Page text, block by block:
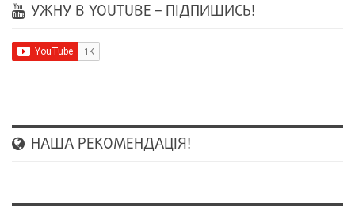
УЖНУ В YOUTUBE – ПІДПИШИСЬ!
НАША РЕКОМЕНДАЦІЯ!